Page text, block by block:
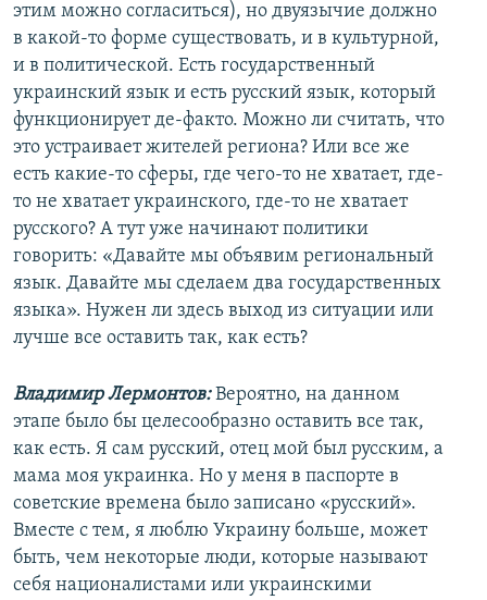
этим можно согласиться), но двуязычие должно
в какой-то форме существовать, и в культурной,
и в политической. Есть государственный
украинский язык и есть русский язык, который
функционирует де-факто. Можно ли считать, что
это устраивает жителей региона? Или все же
есть какие-то сферы, где чего-то не хватает, где-
то не хватает украинского, где-то не хватает
русского? А тут уже начинают политики
говорить: «Давайте мы объявим региональный
язык. Давайте мы сделаем два государственных
языка». Нужен ли здесь выход из ситуации или
лучше все оставить так, как есть?
Владимир Лермонтов:Вероятно, на данном
этапе было бы целесообразно оставить все так,
как есть. Я сам русский, отец мой был русским, а
мама моя украинка. Но у меня в паспорте в
советские времена было записано «русский».
Вместе с тем, я люблю Украину больше, может
быть, чем некоторые люди, которые называют
себя националистами или украинскими